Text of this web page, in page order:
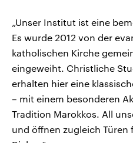
„Unser Institut ist eine
Es wurde 2012 von der
katholischen Kirche
eingeweiht. Christliche
erhalten hier eine
– mit einem besonderen
Tradition Marokkos. All
und öffnen zugleich